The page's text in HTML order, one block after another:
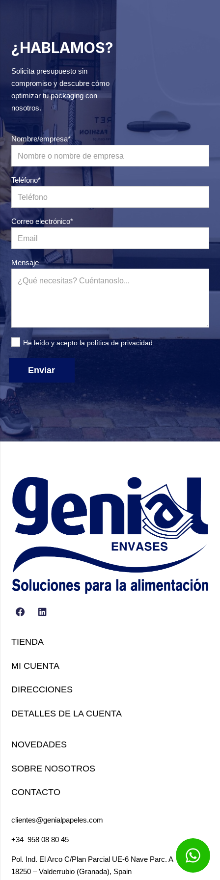
¿HABLAMOS?
Solicita presupuesto sin
compromiso y descubre cómo
optimizar tu packaging con
nosotros.
Nombre/empresa*
Teléfono*
Correo electrónico*
Mensaje
He leído y acepto la política de privacidad
Enviar
TIENDA
MI CUENTA
DIRECCIONES
DETALLES DE LA CUENTA
NOVEDADES
SOBRE NOSOTROS
CONTACTO
clientes@genialpapeles.com
+34 958 08 80 45
Pol. Ind. El Arco C/Plan Parcial UE-6 Nave Parc. A
18250 – Valderrubio (Granada), Spain